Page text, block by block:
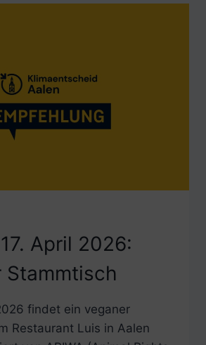
April 2026:
Stammtisch
findet ein veganer
Restaurant Luis in Aalen